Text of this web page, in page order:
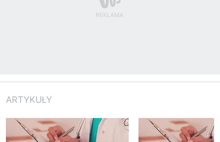
ARTYKUŁY